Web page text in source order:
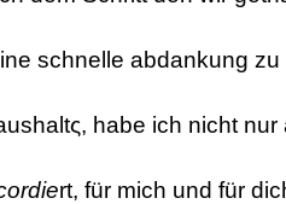
schnelle abdankung
habe ich nicht
rt, für mich und für